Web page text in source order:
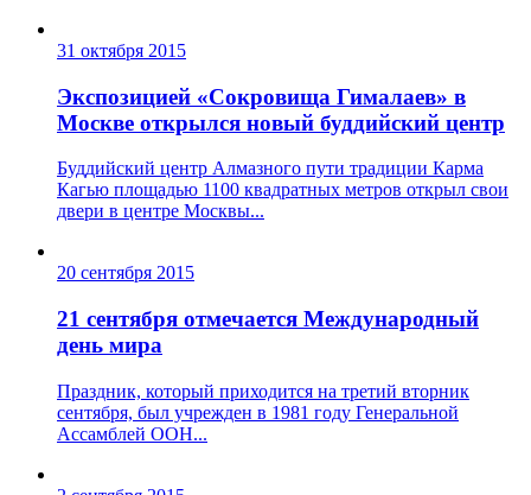
31 октября 2015
Экспозицией «Сокровища Гималаев» в
Москве открылся новый буддийский центр
Буддийский центр Алмазного пути традиции Карма
Кагью площадью 1100 квадратных метров открыл свои
двери в центре Москвы...
20 сентября 2015
21 сентября отмечается Международный
день мира
Праздник, который приходится на третий вторник
сентября, был учрежден в 1981 году Генеральной
Ассамблей ООН...